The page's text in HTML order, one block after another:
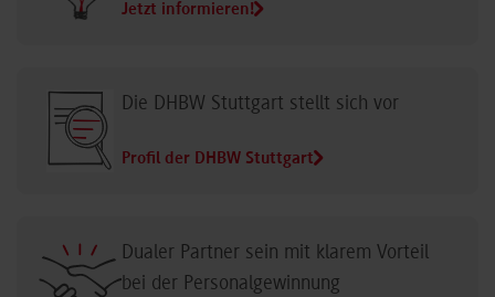
Jetzt informieren!
Die DHBW Stuttgart stellt sich vor
Profil der DHBW Stuttgart
Dualer Partner sein mit klarem Vorteil
bei der Personalgewinnung